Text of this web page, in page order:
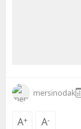
mersinodak
A+ A-